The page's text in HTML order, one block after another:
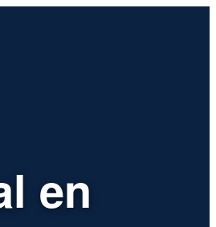
en